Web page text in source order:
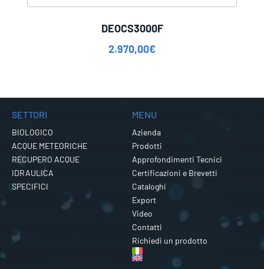
DEOCS3000F
2.970,00€
SETTORI
BIOLOGICO
ACQUE METEORICHE
RECUPERO ACQUE
IDRAULICA
SPECIFICI
MENU
Azienda
Prodotti
Approfondimenti Tecnici
Certificazioni e Brevetti
Cataloghi
Export
Video
Contatti
Richiedi un prodotto